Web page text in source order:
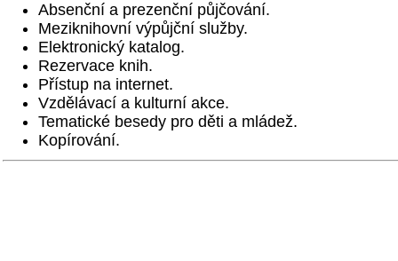
Absenční a prezenční půjčování.
Meziknihovní výpůjční služby.
Elektronický katalog.
Rezervace knih.
Přístup na internet.
Vzdělávací a kulturní akce.
Tematické besedy pro děti a mládež.
Kopírování.